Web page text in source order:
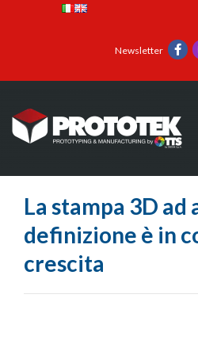
Newsletter
La stampa 3D ad
definizione è in
crescita